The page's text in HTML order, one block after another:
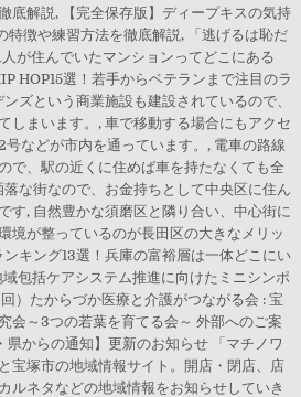
底解説, 【完全保存版】ディープキスの気持
特徴や練習方法を徹底解説, 「逃げるは恥だ
が住んでいたマンションってどこにある
HOP15選！若手からベテランまで注目のラ
ズという商業施設も建設されているので、
しまいます。, 車で移動する場合にもアクセ
などが市内を通っています。, 電車の路線
で、駅の近くに住めば車を持たなくても全
な街なので、お金持ちとして中央区に住ん
す, 自然豊かな須磨区と隣り合い、中心街に
境が整っているのが長田区の大きなメリッ
ンキング13選！兵庫の富裕層は一体どこにい
包括ケアシステム推進に向けたミニシンポ
）たからづか医療と介護がつながる会 : 宝
会～3つの若葉を育てる会～ 外部へのご案
県からの通知】更新のお知らせ 「マチノワ
宝塚市の地域情報サイト。開店・閉店、店
ルネタなどの地域情報をお知らせしていき